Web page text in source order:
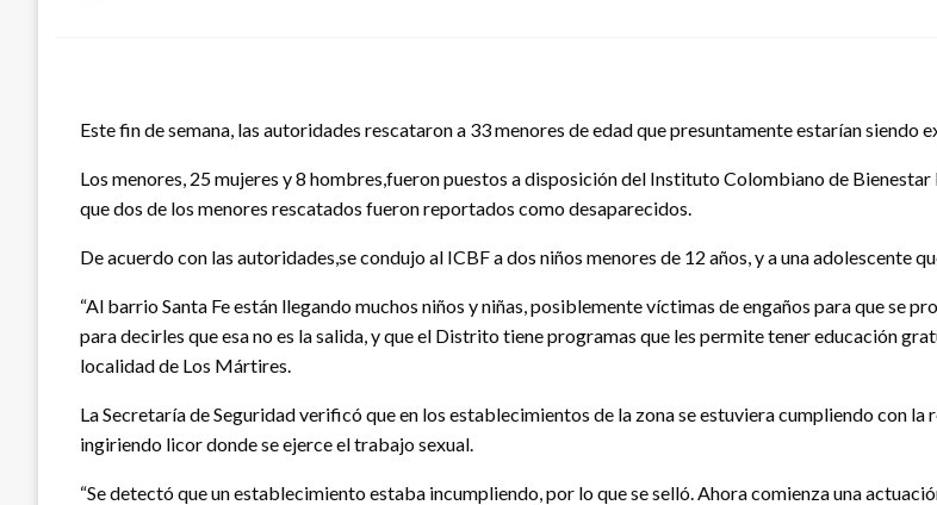
Este fin de semana, las autoridades rescataron a 33 menores de edad que presuntamente estarían siendo
Los menores, 25 mujeres y 8 hombres,fueron puestos a disposición del Instituto Colombiano de
que dos de los menores rescatados fueron reportados como desaparecidos.
De acuerdo con las autoridades,se condujo al ICBF a dos niños menores de 12 años, y a una adolescente
“Al barrio Santa Fe están llegando muchos niños y niñas, posiblemente víctimas de engaños para que se
para decirles que esa no es la salida, y que el Distrito tiene programas que les permite tener educación
localidad de Los Mártires.
La Secretaría de Seguridad verificó que en los establecimientos de la zona se estuviera cumpliendo con
ingiriendo licor donde se ejerce el trabajo sexual.
“Se detectó que un establecimiento estaba incumpliendo, por lo que se selló. Ahora comienza una